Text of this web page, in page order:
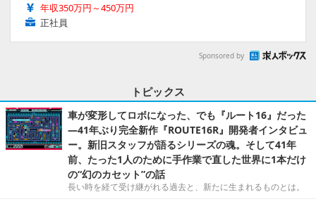
年収350万円～450万円
正社員
Sponsored by
トピックス
車が変形してロボになった、でも『ルート16』だった
―41年ぶり完全新作『ROUTE16R』開発者インタビュ
ー。新旧スタッフが語るシリーズの魂。そして41年
前、たった1人のために手作業で直した世界に1本だけ
の“幻のカセット”の話
長い時を経て受け継がれる過去と、新たに生まれるものとは。